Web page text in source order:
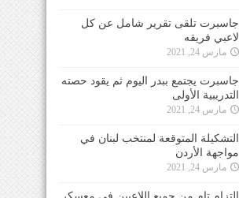
جاسبرت تلقى تقرير شامل عن كل
لاعبي فريقه
مارس 24, 2021
جاسبرت يجتمع ببدر اليوم ثم يقود حصته
التدريبية الأولى
مارس 24, 2021
التشكيلة المتوقعة لمنتخب لبنان في
مواجهة الأردن
مارس 24, 2021